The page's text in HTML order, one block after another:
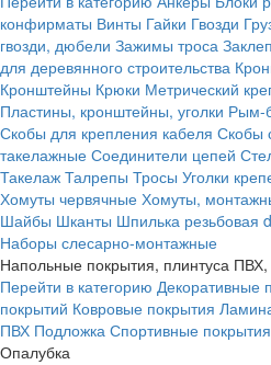
конфирматы Винты Гайки Гвозди
гвозди, дюбели Зажимы троса
для деревянного строительства
Кронштейны Крюки Метрический
Пластины, кронштейны, уголки Рым-
Скобы для крепления кабеля Скобы
такелажные Соединители цепей
Такелаж Талрепы Тросы Уголки
Хомуты червячные Хомуты,
Шайбы Шканты Шпилька резьбовая
Наборы слесарно-монтажные
Напольные покрытия, плинтуса
Перейти в категорию Декоративные
покрытий Ковровые покрытия
ПВХ Подложка Спортивные покрытия
Опалубка